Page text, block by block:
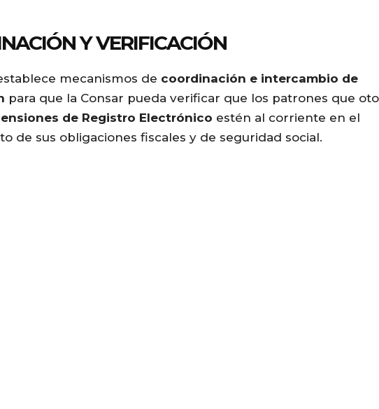
Y VERIFICACIÓN
mecanismos de coordinación e intercambio de
para que la Consar pueda verificar que los patrones que
de Registro Electrónico estén al corriente en el
de sus obligaciones fiscales y de seguridad social.